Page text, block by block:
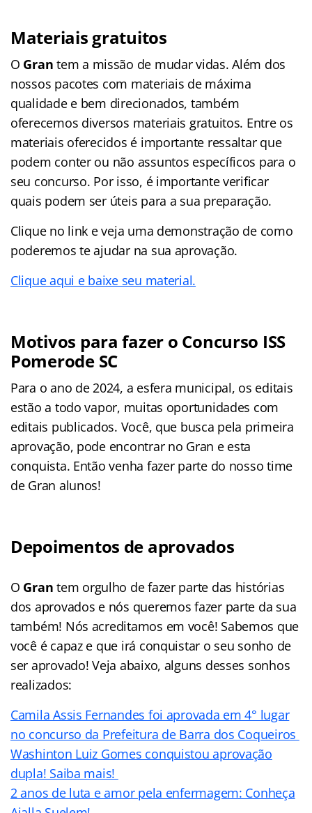
Materiais gratuitos
O Grantem a missão de mudar vidas. Além dos
nossos pacotes com materiais de máxima
qualidade e bem direcionados, também
oferecemos diversos materiais gratuitos. Entre os
materiais oferecidos é importante ressaltar que
podem conter ou não assuntos específicos para o
seu concurso. Por isso, é importante verificar
quais podem ser úteis para a sua preparação.
Clique no link e veja uma demonstração de como
poderemos te ajudar na sua aprovação.
Clique aqui e baixe seu material.
Motivos para fazer o Concurso ISS
Pomerode SC
Para o ano de 2024, a esfera municipal, os editais
estão a todo vapor, muitas oportunidades com
editais publicados. Você, que busca pela primeira
aprovação, pode encontrar no Gran e esta
conquista. Então venha fazer parte do nosso time
de Gran alunos!
Depoimentos de aprovados
O Gran tem orgulho de fazer parte das histórias
dos aprovados e nós queremos fazer parte da sua
também! Nós acreditamos em você! Sabemos que
você é capaz e que irá conquistar o seu sonho de
ser aprovado! Veja abaixo, alguns desses sonhos
realizados:
Camila Assis Fernandes foi aprovada em 4° lugar
no concurso da Prefeitura de Barra dos Coqueiros
Washinton Luiz Gomes conquistou aprovação
dupla! Saiba mais!
2 anos de luta e amor pela enfermagem: Conheça